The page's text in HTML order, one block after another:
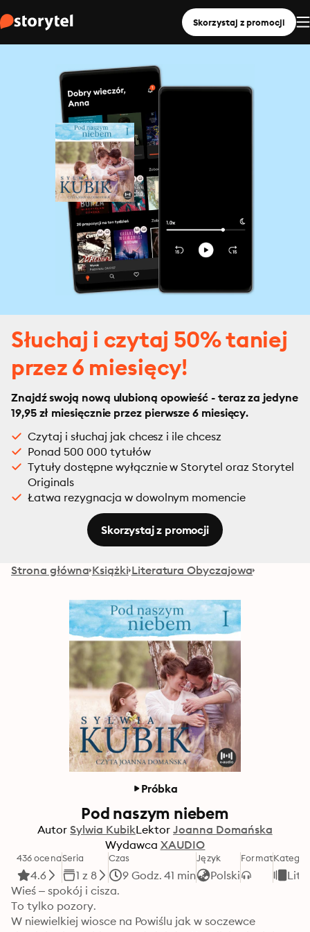
Skorzystaj z promocji
Słuchaj i czytaj 50% taniej
przez 6 miesięcy!
Znajdź swoją nową ulubioną opowieść - teraz za jedyne
19,95 zł miesięcznie przez pierwsze 6 miesięcy.
Czytaj i słuchaj jak chcesz i ile chcesz
Ponad 500 000 tytułów
Tytuły dostępne wyłącznie w Storytel oraz Storytel
Originals
Łatwa rezygnacja w dowolnym momencie
Skorzystaj z promocji
Strona główna Książki Literatura Obyczajowa
Próbka
Pod naszym niebem
Autor Sylwia KubikLektor Joanna Domańska
Wydawca XAUDIO
436 ocena
4.6
Seria
1 z 8
Czas
9 Godz. 41 min
Język
Polski
Format
Wieś – spokój i cisza.
To tylko pozory.
W niewielkiej wiosce na Powiślu jak w soczewce